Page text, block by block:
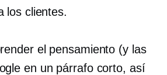
los clientes.
el pensamiento (y las
en un párrafo corto, así